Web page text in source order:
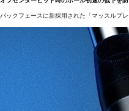
バックフェースに新採用された「マッスルプ